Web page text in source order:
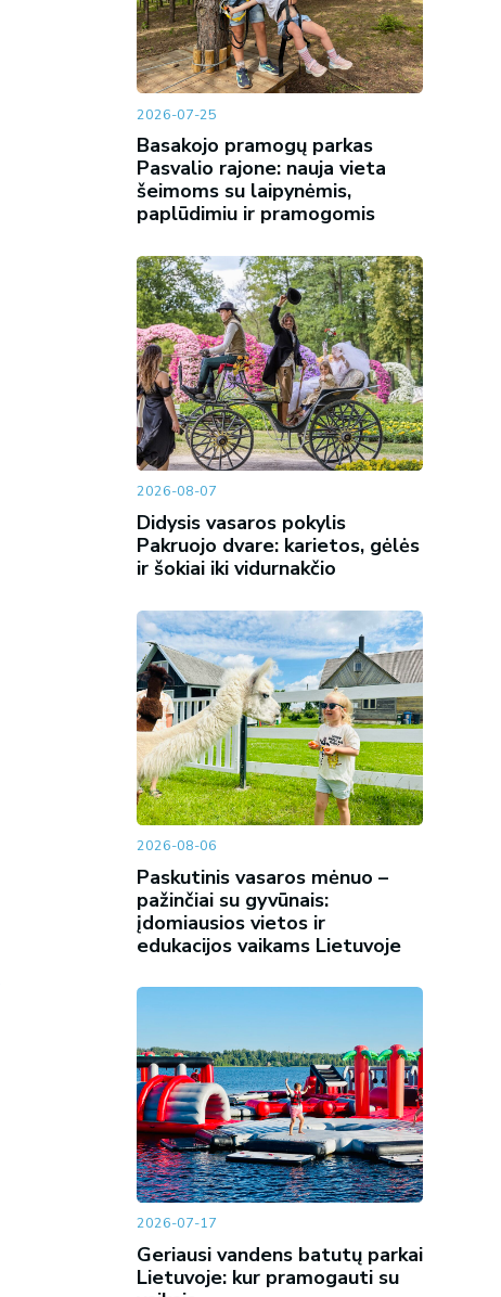
2026-07-25
Basakojo pramogų parkas
Pasvalio rajone: nauja vieta
šeimoms su laipynėmis,
paplūdimiu ir pramogomis
2026-08-07
Didysis vasaros pokylis
Pakruojo dvare: karietos, gėlės
ir šokiai iki vidurnakčio
2026-08-06
Paskutinis vasaros mėnuo –
pažinčiai su gyvūnais:
įdomiausios vietos ir
edukacijos vaikams Lietuvoje
2026-07-17
Geriausi vandens batutų parkai
Lietuvoje: kur pramogauti su